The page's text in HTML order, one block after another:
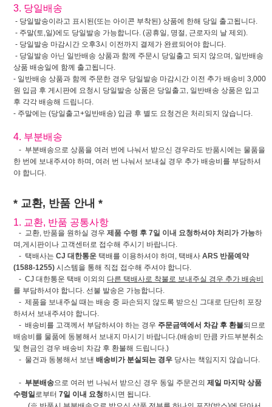
3. 당일배송
- 당일발송이라고 표시된(또는 아이콘 부착된) 상품에 한해 당일 출고됩니다.
- 주말(토,일)에도 당일발송 가능합니다. (공휴일, 명절, 근로자의 날 제외).
- 당일발송 마감시간 오후3시 이전까지 결제가 완료되어야 합니다.
- 당일발송 아닌 일반배송 상품과 함께 주문시 당일출고 되지 않으며, 일반배송
상품 배송일에 함께 출고됩니다.
- 일반배송 상품과 함께 주문한 경우 당일발송 마감시간 이전 추가 배송비 3,000
원 입금 후 게시판에 요청시 당일발송 상품은 당일출고, 일반배송 상품은 입고
후 각각 배송해 드립니다.
- 주말에는 (당일출고+일반배송) 입금 후 별도 요청건은 처리되지 않습니다.
4. 부분배송
- 부분배송으로 상품을 여러 번에 나눠서 받으신 경우라도 반품시에는 물품을
한 번에 보내주셔야 하며, 여러 번 나눠서 보내실 경우 추가 배송비를 부담하셔
야 합니다.
* 교환, 반품 안내 *
1. 교환, 반품 공통사항
- 교환, 반품을 원하실 경우 제품 수령 후 7일 이내 요청하셔야 처리가 가능하
며,게시판이나 고객센터로 접수해 주시기 바랍니다.
- 택배사는 CJ 대한통운 택배를 이용하셔야 하며, 택배사 ARS 반품예약
(1588-1255) 시스템을 통해 직접 접수해 주셔야 합니다.
- CJ 대한통운 택배 이외의 다른 택배사로 착불로 보내주실 경우 추가 배송비
를 부담하셔야 합니다. 선불 발송은 가능합니다.
- 제품을 보내주실 때는 배송 중 파손되지 않도록 받으신 그대로 단단히 포장
하셔서 보내주셔야 합니다.
- 배송비를 고객께서 부담하셔야 하는 경우 주문금액에서 차감 후 환불되므로
배송비를 물품에 동봉해서 보내지 마시기 바랍니다.(배송비 만큼 카드부분취소
및 현금인 경우 배송비 차감 후 환불해 드립니다.)
- 물건과 동봉해서 보낸 배송비가 분실되는 경우 당사는 책임지지 않습니다.
- 부분배송으로 여러 번 나눠서 받으신 경우 동일 주문건의 제일 마지막 상품
수령일로부터 7일 이내 요청하시면 됩니다.